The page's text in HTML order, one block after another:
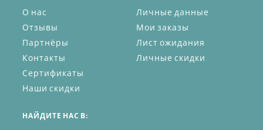
О нас
Отзывы
Партнёры
Контакты
Сертификаты
Наши скидки
Личные данные
Мои заказы
Лист ожидания
Личные скидки
НАЙДИТЕ НАС В: